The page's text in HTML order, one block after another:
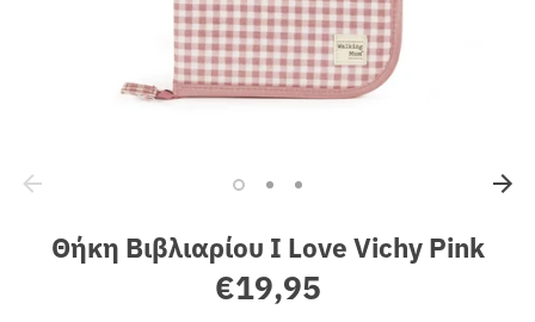
Θήκη Βιβλιαρίου I Love Vichy Pink
€19,95